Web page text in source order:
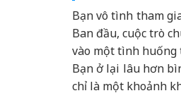
Bạn vô tình tham
Ban đầu, cuộc trò
vào một tình huống
Bạn ở lại lâu hơn
chỉ là một khoảnh